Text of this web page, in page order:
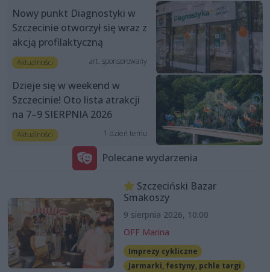
Nowy punkt Diagnostyki w
Szczecinie otworzył się wraz z
akcją profilaktyczną
Aktualności art. sponsorowany
Dzieje się w weekend w
Szczecinie! Oto lista atrakcji
na 7–9 SIERPNIA 2026
Aktualności 1 dzień temu
Polecane wydarzenia
Szczeciński Bazar
Smakoszy
9 sierpnia 2026, 10:00
OFF Marina
Imprezy cykliczne
Jarmarki, festyny, pchle targi